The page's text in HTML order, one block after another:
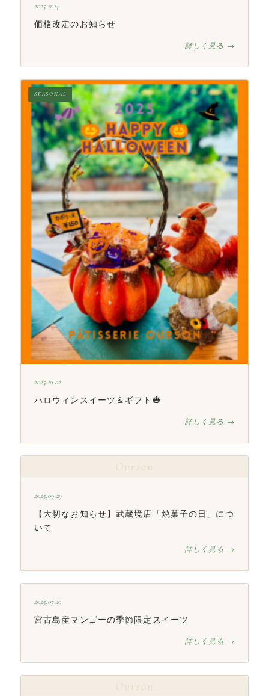
2025.11.14
価格改定のお知らせ
詳しく見る →
SEASONAL
2025.10.02
ハロウィンスイーツ＆ギフト🎃
詳しく見る →
Ourson
2025.09.29
【大切なお知らせ】武蔵境店「焼菓子の日」につ
いて
詳しく見る →
2025.07.10
宮古島産マンゴーの季節限定スイーツ
詳しく見る →
Ourson